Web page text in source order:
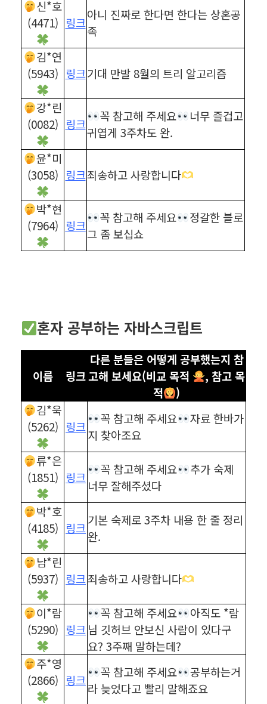
신*호
(4471) 링크
아니 진짜로 한다면 한다는 상혼공
족
김*연
(5943) 링크기대 만발 8월의 트리 알고리즘
강*린
(0082) 링크
꼭 참고해 주세요
너무 즐겁고
귀엽게 3주차도 완.
윤*미
(3058) 링크죄송하고 사랑합니다
박*현
(7964) 링크
꼭 참고해 주세요
정갈한 블로
그 좀 보십쇼
혼자 공부하는 자바스크립트
이름 링크
다른 분들은 어떻게 공부했는지 참
고해 보세요(비교 목적
, 참고 목
적
)
김*욱
(5262) 링크
꼭 참고해 주세요
자료 한바가
지 찾아조요
류*은
(1851) 링크
꼭 참고해 주세요
추가 숙제
너무 잘해주셨다
박*호
(4185) 링크
기본 숙제로 3주차 내용 한 줄 정리
완.
남*린
(5937) 링크죄송하고 사랑합니다
이*람
(5290) 링크
꼭 참고해 주세요
아직도 *람
님 깃허브 안보신 사람이 있다구
요? 3주째 말하는데?
주*영
(2866) 링크
꼭 참고해 주세요
공부하는거
라 늦었다고 빨리 말해죠요